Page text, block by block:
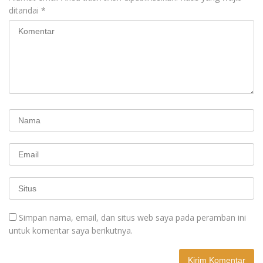
ditandai *
Simpan nama, email, dan situs web saya pada peramban ini
untuk komentar saya berikutnya.